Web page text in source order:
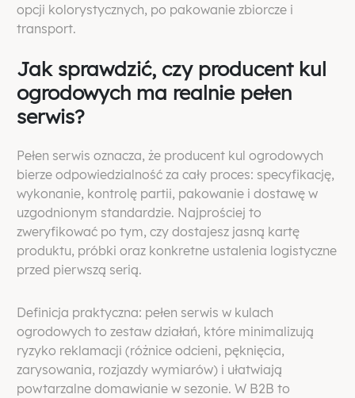
opcji kolorystycznych, po pakowanie zbiorcze i
transport.
Jak sprawdzić, czy producent kul
ogrodowych ma realnie pełen
serwis?
Pełen serwis oznacza, że producent kul ogrodowych
bierze odpowiedzialność za cały proces: specyfikację,
wykonanie, kontrolę partii, pakowanie i dostawę w
uzgodnionym standardzie. Najprościej to
zweryfikować po tym, czy dostajesz jasną kartę
produktu, próbki oraz konkretne ustalenia logistyczne
przed pierwszą serią.
Definicja praktyczna: pełen serwis w kulach
ogrodowych to zestaw działań, które minimalizują
ryzyko reklamacji (różnice odcieni, pęknięcia,
zarysowania, rozjazdy wymiarów) i ułatwiają
powtarzalne domawianie w sezonie. W B2B to